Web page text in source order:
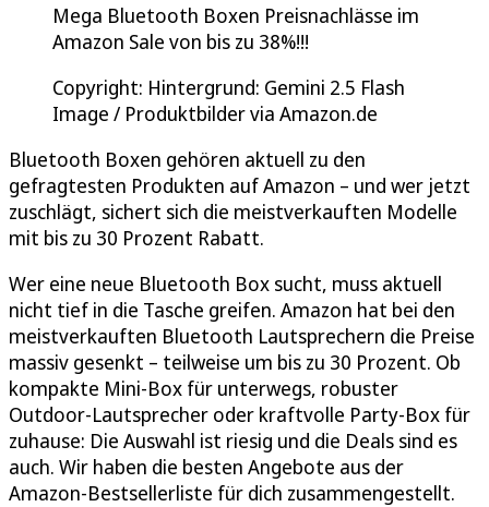
Mega Bluetooth Boxen Preisnachlässe im
Amazon Sale von bis zu 38%!!!
Copyright: Hintergrund: Gemini 2.5 Flash
Image / Produktbilder via Amazon.de
Bluetooth Boxen gehören aktuell zu den
gefragtesten Produkten auf Amazon – und wer jetzt
zuschlägt, sichert sich die meistverkauften Modelle
mit bis zu 30 Prozent Rabatt.
Wer eine neue Bluetooth Box sucht, muss aktuell
nicht tief in die Tasche greifen. Amazon hat bei den
meistverkauften Bluetooth Lautsprechern die Preise
massiv gesenkt – teilweise um bis zu 30 Prozent. Ob
kompakte Mini-Box für unterwegs, robuster
Outdoor-Lautsprecher oder kraftvolle Party-Box für
zuhause: Die Auswahl ist riesig und die Deals sind es
auch. Wir haben die besten Angebote aus der
Amazon-Bestsellerliste für dich zusammengestellt.